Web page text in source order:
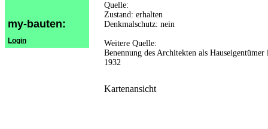
my-bauten:
Login
Quelle:
Zustand: erhalten
Denkmalschutz: nein
Weitere Quelle:
Benennung des Architekten als
1932
Kartenansicht